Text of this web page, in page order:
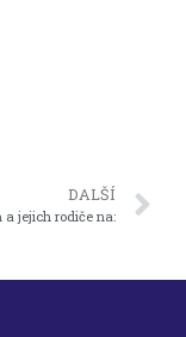
DALŠÍ
jejich rodiče na: